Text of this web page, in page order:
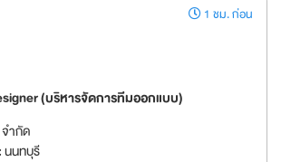
1 ชม. ก่อน
(บริหารจัดการทีมออกแบบ)
ำกัด
นนทบุรี